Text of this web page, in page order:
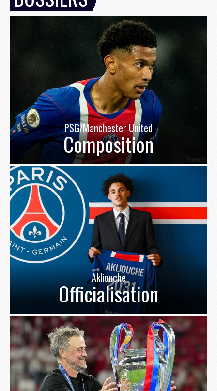
PSG/Manchester United
Composition
Akliouche
Officialisation